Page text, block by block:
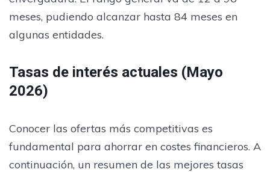
meses, pudiendo alcanzar hasta 84 meses en
algunas entidades.
Tasas de interés actuales (Mayo
2026)
Conocer las ofertas más competitivas es
fundamental para ahorrar en costes financieros. A
continuación, un resumen de las mejores tasas